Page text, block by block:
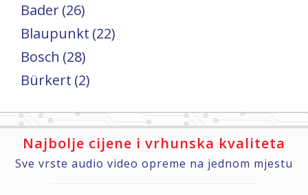
Bader(26)
Blaupunkt (22)
Bosch (28)
Bürkert (2)
Najbolje cijene i vrhunska kvaliteta
Sve vrste audio video opreme na jednom mjestu